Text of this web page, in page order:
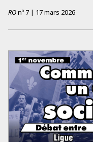
ROnº 7 | 17 mars 2026